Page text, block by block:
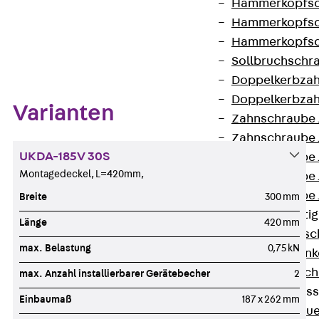
Zahnschraube
Zahnschraube
Zahnschraube
Zahnschraube
Zahnschraube
Zurück
Zurück
Varianten
UKDA-185V 30S
Montagedeckel, L=420mm,
Breite 300 mm
Länge 420 mm
max. Belastung 0,75 kN
max. Anzahl installierbarer Gerätebecher 2
Einbaumaß 187 x 262 mm